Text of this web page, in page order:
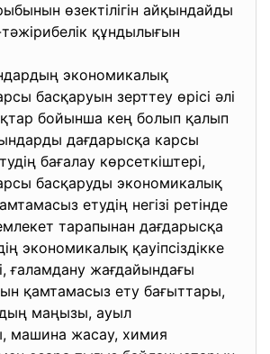
өзектілігін айқындайды
құндылығын
экономикалық
басқаруын зерттеу өрісі әлі
бойынша кең болып қалып
дағдарысқа карсы
бағалау көрсеткіштері,
басқаруды экономикалық
етудің негізі ретінде
тарапынан дағдарысқа
экономикалық қауіпсіздікке
ғаламдану жағдайындағы
қамтамасыз ету бағыттары,
маңызы, ауыл
машина жасау, химия